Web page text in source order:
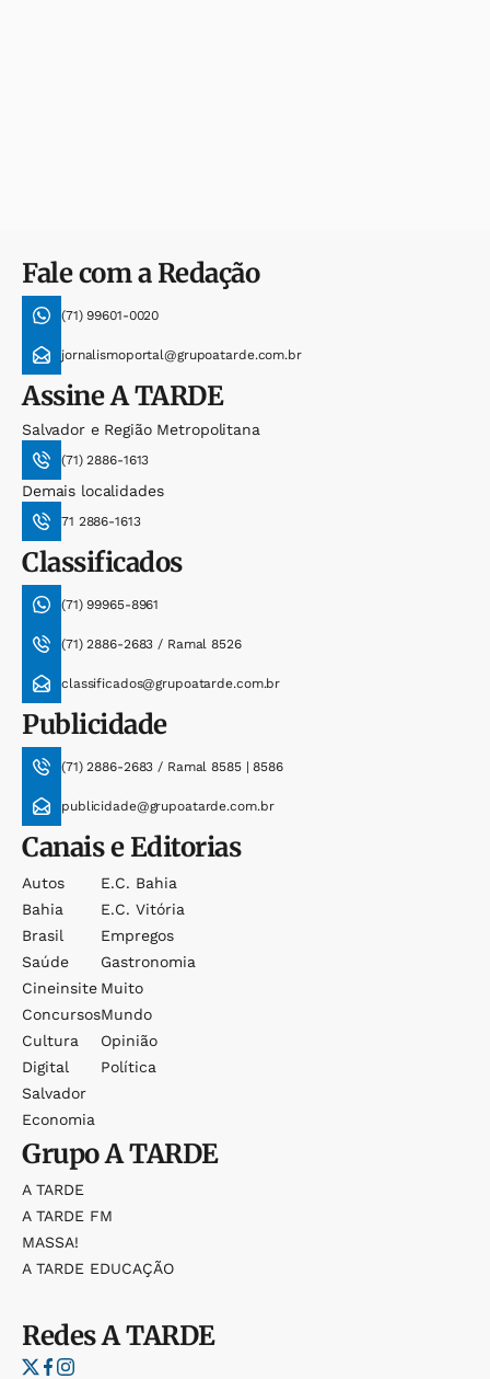
Fale com a Redação
(71) 99601-0020
jornalismoportal@grupoatarde.com.br
AssineA TARDE
Salvador e Região Metropolitana
(71) 2886-1613
Demais localidades
71 2886-1613
Classificados
(71) 99965-8961
(71) 2886-2683 / Ramal 8526
classificados@grupoatarde.com.br
Publicidade
(71) 2886-2683 / Ramal 8585 | 8586
publicidade@grupoatarde.com.br
Canais e Editorias
Autos
Bahia
Brasil
Saúde
Cineinsite
Concursos
Cultura
Digital
Salvador
Economia
E.c. Bahia
E.c. Vitória
Empregos
Gastronomia
Muito
Mundo
Opinião
Política
GrupoA TARDE
A TARDE
A TARDE FM
MASSA!
A TARDE EDUCAÇÃO
RedesA TARDE